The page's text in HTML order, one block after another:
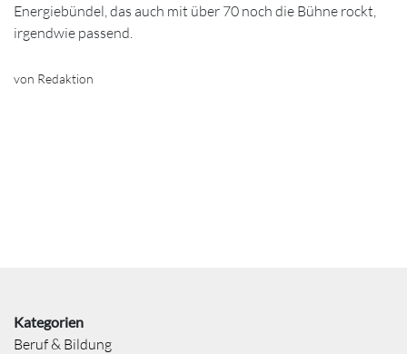
Energiebündel, das auch mit über 70 noch die Bühne rockt,
irgendwie passend.
von Redaktion
Kategorien
Beruf & Bildung